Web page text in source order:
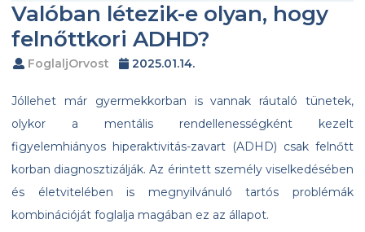
Valóban létezik-e olyan, hogy
felnőttkori ADHD?
FoglaljOrvost 2025.01.14.
Jóllehet már gyermekkorban is vannak ráutaló tünetek,
olykor a mentális rendellenességként kezelt
figyelemhiányos hiperaktivitás-zavart (ADHD) csak felnőtt
korban diagnosztizálják. Az érintett személy viselkedésében
és életvitelében is megnyilvánuló tartós problémák
kombinációját foglalja magában ez az állapot.